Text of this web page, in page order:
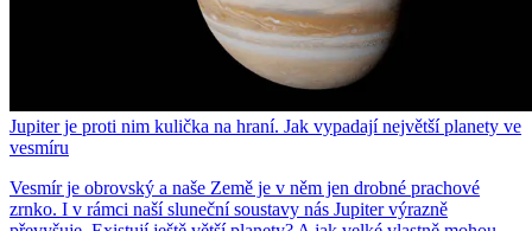
Jupiter je proti nim kulička na hraní. Jak vypadají největší planety ve
vesmíru
Vesmír je obrovský a naše Země je v něm jen drobné prachové
zrnko. I v rámci naší sluneční soustavy nás Jupiter výrazně